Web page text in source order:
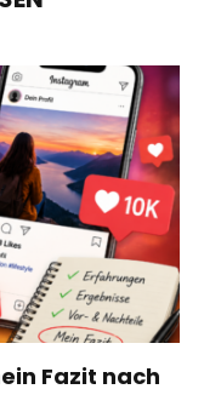
Fazit nach